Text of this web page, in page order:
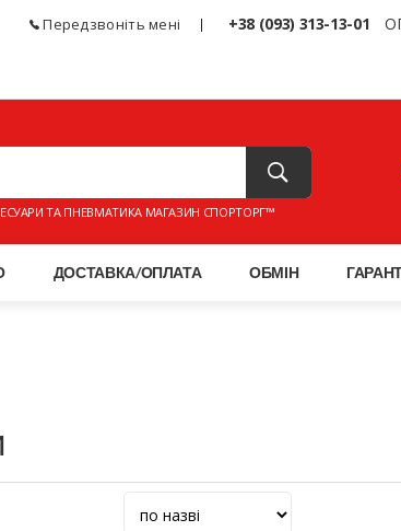
Передзвоніть мені +38 (093) 313-13-01
ТА ПНЕВМАТИКА МАГАЗИН СПОРТОРГ™
ДОСТАВКА/ОПЛАТА ОБМІН